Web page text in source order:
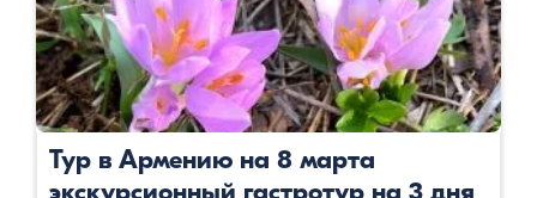
Тур в Армению на 8 марта